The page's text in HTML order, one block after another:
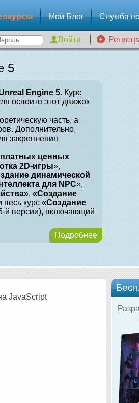
Мой Блог Служба
5
Engine 5. Курс
освоите этот движок
часть, а
Дополнительно,
закрепления
ценных
2D-игры»,
динамической
для NPC»,
», «Создание
весь курс «Создание
й версии), включающий
Подробнее
JavaScript